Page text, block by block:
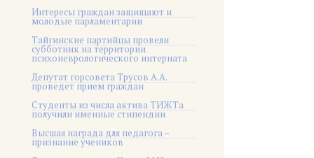
Интересы граждан защищают и
молодые парламентарии
Тайгинские партийцы провели
субботник на территории
психоневрологического интерната
Депутат горсовета Трусов А.А.
проведет прием граждан
Студенты из числа актива ТИЖТа
получили именные стипендии
Высшая награда для педагога –
признание учеников